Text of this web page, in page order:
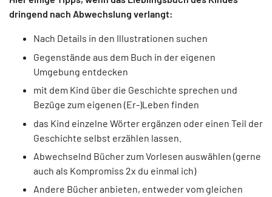
dringend nach Abwechslung verlangt:
Nach Details in den Illustrationen suchen
Gegenstände aus dem Buch in der eigenen
Umgebung entdecken
mit dem Kind über die Geschichte sprechen und
Bezüge zum eigenen (Er-)Leben finden
das Kind einzelne Wörter ergänzen oder einen Teil der
Geschichte selbst erzählen lassen.
Abwechselnd Bücher zum Vorlesen auswählen (gerne
auch als Kompromiss 2x du einmal ich)
Andere Bücher anbieten, entweder vom gleichen